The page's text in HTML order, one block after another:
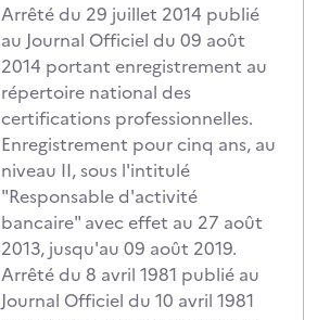
Arrêté du 29 juillet 2014 publié
au Journal Officiel du 09 août
2014 portant enregistrement au
répertoire national des
certifications professionnelles.
Enregistrement pour cinq ans, au
niveau II, sous l'intitulé
"Responsable d'activité
bancaire" avec effet au 27 août
2013, jusqu'au 09 août 2019.
Arrêté du 8 avril 1981 publié au
Journal Officiel du 10 avril 1981